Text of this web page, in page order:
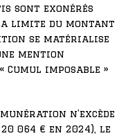
sont exonérés
limite du montant
se matérialise
mention
imposable »
n’excède
064 € en 2024), le